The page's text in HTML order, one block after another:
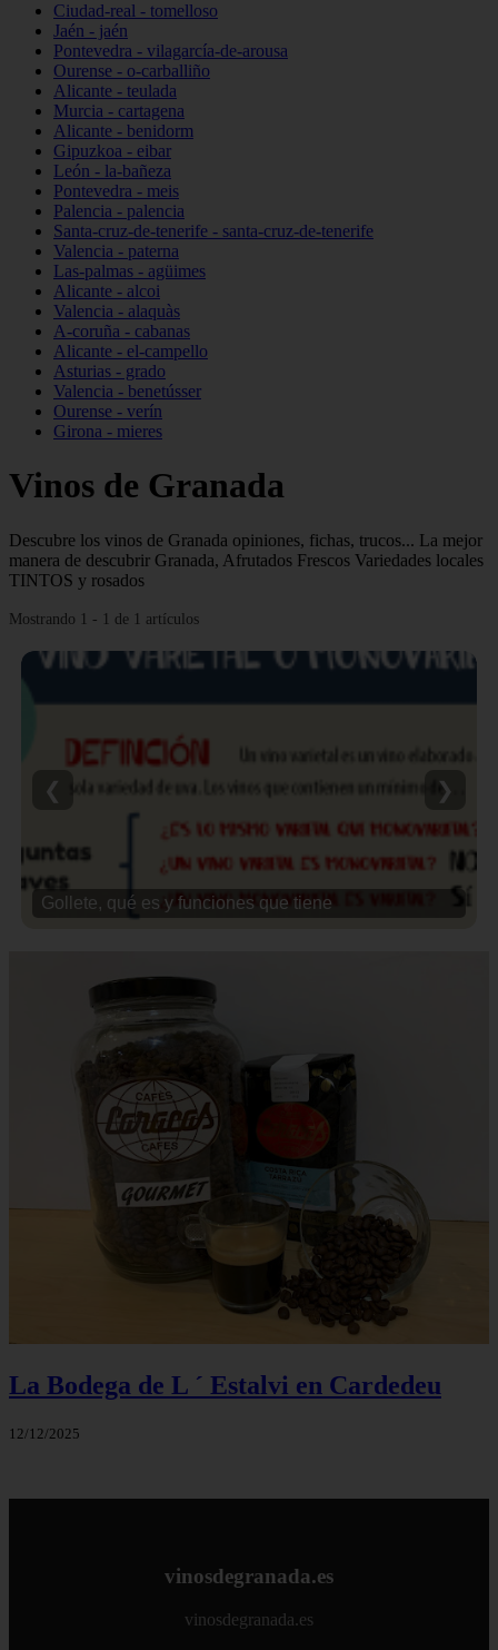
Ciudad-real - tomelloso
Jaén - jaén
Pontevedra - vilagarcía-de-arousa
Ourense - o-carballiño
Alicante - teulada
Murcia - cartagena
Alicante - benidorm
Gipuzkoa - eibar
León - la-bañeza
Pontevedra - meis
Palencia - palencia
Santa-cruz-de-tenerife - santa-cruz-de-tenerife
Valencia - paterna
Las-palmas - agüimes
Alicante - alcoi
Valencia - alaquàs
A-coruña - cabanas
Alicante - el-campello
Asturias - grado
Valencia - benetússer
Ourense - verín
Girona - mieres
Vinos de Granada
Descubre los vinos de Granada opiniones, fichas, trucos... La mejor
manera de descubrir Granada, Afrutados Frescos Variedades locales
TINTOS y rosados
Mostrando 1 - 1 de 1 artículos
Gollete, qué es y funciones que tiene
❮ ❯
La Bodega de L ´ Estalvi en Cardedeu
12/12/2025
vinosdegranada.es
vinosdegranada.es